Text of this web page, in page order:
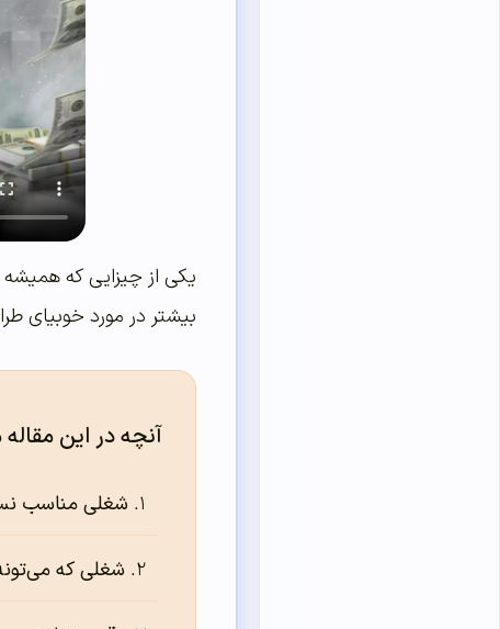
یکی از چیزایی که
بیشتر در مورد خوبیای
آنچه در این
شغلی مناسب
شغلی که